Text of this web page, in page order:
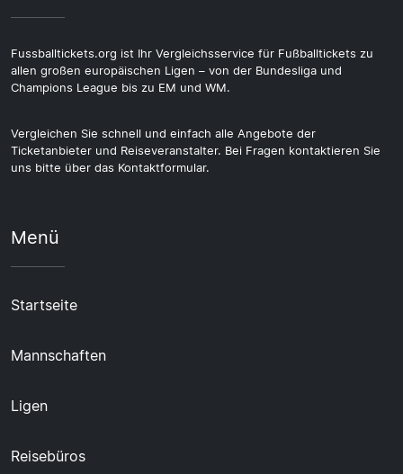
Fussballtickets.org ist Ihr Vergleichsservice für Fußballtickets zu
allen großen europäischen Ligen – von der Bundesliga und
Champions League bis zu EM und WM.
Vergleichen Sie schnell und einfach alle Angebote der
Ticketanbieter und Reiseveranstalter. Bei Fragen kontaktieren Sie
uns bitte über das Kontaktformular.
Menü
Startseite
Mannschaften
Ligen
Reisebüros